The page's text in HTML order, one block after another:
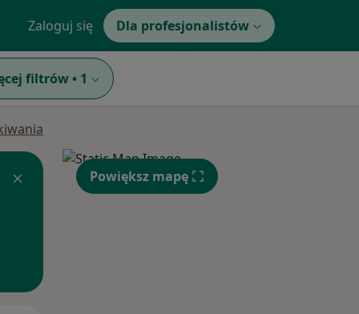
Zaloguj się Dla profesjonalistów
filtrów • 1
Powiększ mapę